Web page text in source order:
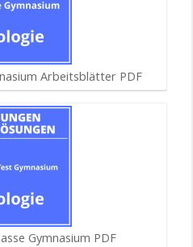
Arbeitsblätter PDF
Gymnasium PDF